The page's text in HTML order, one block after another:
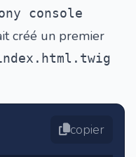
console
créé un premier
copier